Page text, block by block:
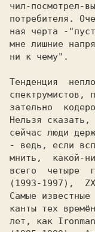
чил-посмотрел-
потребителя.
ная черта -
ни к чему".
Тенденция
спектрумистов,
зательно
Нельзя сказать,
сейчас люди
- ведь, если
мнить,  какой-
всего  четыре
(1993-1997),
канты тех